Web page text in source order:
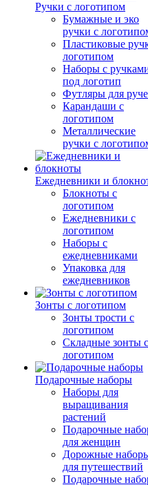
Ручки с логотипом
Бумажные и эко
ручки с
Пластиковые
логотипом
Наборы с
под логотип
Футляры для
Карандаши с
логотипом
Металлические
ручки с
Ежедневники и
Блокноты с
логотипом
Ежедневники с
логотипом
Наборы с
ежедневниками
Упаковка для
ежедневников
Зонты с логотипом
Зонты трости с
логотипом
Складные зонты с
логотипом
Подарочные наборы
Наборы для
выращивания
растений
Подарочные
для женщин
Дорожные
для путешествий
Подарочные